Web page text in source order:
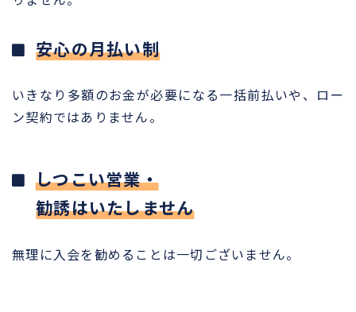
安心の月払い制
いきなり多額のお金が必要になる一括前払いや、ロー
ン契約ではありません。
しつこい営業・
勧誘はいたしません
無理に入会を勧めることは一切ございません。